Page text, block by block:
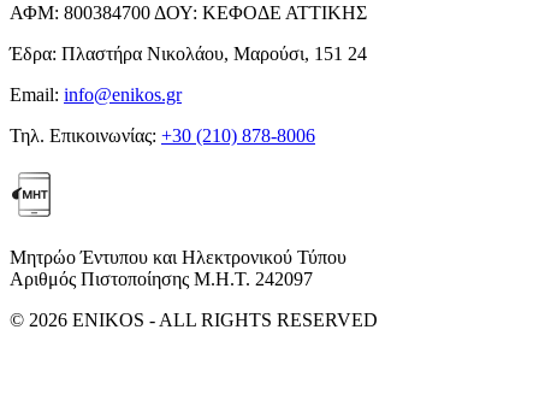
ΑΦΜ: 800384700 ΔΟΥ: ΚΕΦΟΔΕ ΑΤΤΙΚΗΣ
Έδρα: Πλαστήρα Νικολάου, Μαρούσι, 151 24
Email: info@enikos.gr
Τηλ. Επικοινωνίας: +30 (210) 878-8006
Μητρώο Έντυπου και Ηλεκτρονικού Τύπου
Αριθμός Πιστοποίησης Μ.Η.Τ. 242097
© 2026 ENIKOS - ALL RIGHTS RESERVED